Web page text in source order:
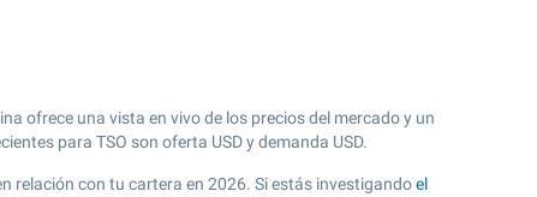
ofrece una vista en vivo de los precios del mercado y un
para TSO son oferta USD y demanda USD.
relación con tu cartera en 2026. Si estás investigandoel